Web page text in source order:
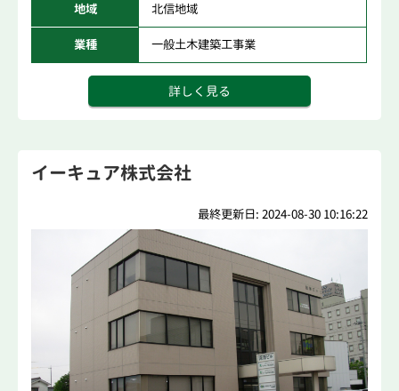
地域 北信地域
業種 一般土木建築工事業
詳しく見る
イーキュア株式会社
最終更新日: 2024-08-30 10:16:22